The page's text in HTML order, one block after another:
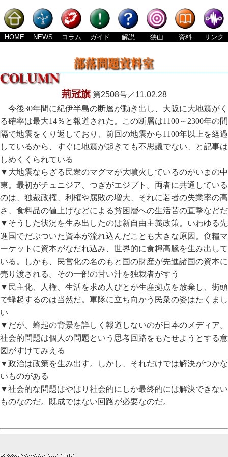
HOME NEWS コラム ガイド 解説 狭山 資料 リンク
荊冠旗 第2508号／11.02.28
今後30年間に紀伊半島の断層が動き出し、大阪に大地震がく
る確率は最大14％と報道された。この断層は1100～2300年の間
隔で地震をくり返しており、前回の地震から1100年以上を経過
しているから、すぐに地震が起きても不思議でない、と記事は
しめくくられている
▼大地震ならざる民衆のマグマが大噴火しているのがいまの中
東。最初がチュニジア、つぎがエジプト。両者に共通している
のは、独裁政権、利権や腐敗の増大、それに若者の失業率の高
さ、食料品の値上げなどによる貧困層への生活苦の直撃などだ
▼そうした状況を生み出したのは新自由主義政策。いわゆる先
進国でだぶついた資本が流れ込んだことも大きな原因。食糧マ
ーケットに資本がなだれ込み、世界的に食糧高騰を生み出して
いる。しかも、民営化の名のもと国の財産が先進諸国の資本に
売り渡される。その一部の甘い汁を独裁者がすう
▼民主化、人権、生活を求め人びとが生産拠点を放棄し、街頭
で蜂起するのは当然だ。軍隊に立ち向かう民衆の姿はたくまし
い
▼だが、蜂起の背景を詳しく報道しないのが日本のメディア。
社会的問題は個人の問題という思考回路をもたせようとする意
図がすけてみえる
▼政治は政策を生み出す。しかし、それだけでは解決がつかな
いものがある
▼社会的な問題はやはり社会的にしか最終的には解決できない
ものなのだ。既成ではない回路が必要なのだ。